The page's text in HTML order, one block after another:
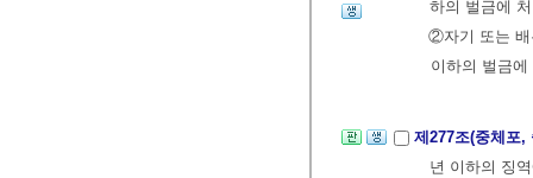
하의 벌금에
②자기 또는 배
이하의 벌금
제277조(중체포
년 이하의 징